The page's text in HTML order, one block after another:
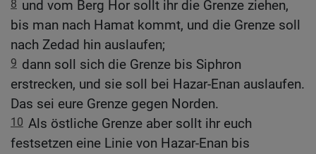
8 und vom Berg Hor sollt ihr die Grenze ziehen,
bis man nach Hamat kommt, und die Grenze soll
nach Zedad hin auslaufen;
9 dann soll sich die Grenze bis Siphron
erstrecken, und sie soll bei Hazar-Enan auslaufen.
Das sei eure Grenze gegen Norden.
10 Als östliche Grenze aber sollt ihr euch
festsetzen eine Linie von Hazar-Enan bis